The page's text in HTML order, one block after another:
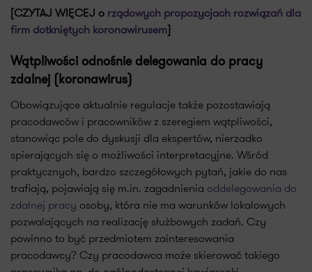
[CZYTAJ WIĘCEJ o rządowych propozycjach rozwiązań dla
firm dotkniętych koronawirusem]
Wątpliwości odnośnie delegowania do pracy
zdalnej (koronawirus)
Obowiązujące aktualnie regulacje także pozostawiają
pracodawców i pracowników z szeregiem wątpliwości,
stanowiąc pole do dyskusji dla ekspertów, nierzadko
spierających się o możliwości interpretacyjne. Wśród
praktycznych, bardzo szczegółowych pytań, jakie do nas
trafiają, pojawiają się m.in. zagadnienia oddelegowania do
zdalnej pracy osoby, która nie ma warunków lokalowych
pozwalających na realizację służbowych zadań. Czy
powinno to być przedmiotem zainteresowania
pracodawcy? Czy pracodawca może skierować takiego